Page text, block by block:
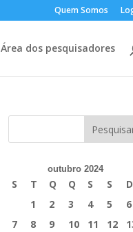
Quem Somos
Área dos pesquisadores
outubro 2024
S T Q Q S S
D
1
2 3 4 5
6
7
8 9 10 11 12